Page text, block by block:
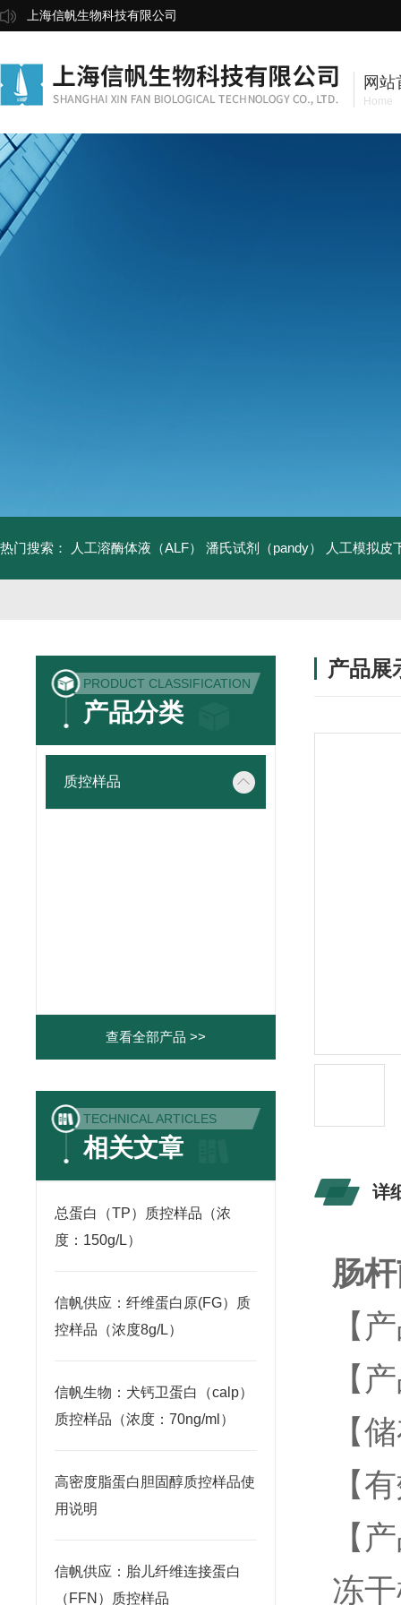
上海信帆生物科技有限公司
网站
Home
热门搜索： 人工溶酶体液（ALF） 潘氏试剂（pandy） 人工模拟皮
PRODUCT CLASSIFICATION
产品分类
质控样品
查看全部产品 >>
TECHNICAL ARTICLES
相关文章
总蛋白（TP）质控样品（浓
度：150g/L）
信帆供应：纤维蛋白原(FG）质
控样品（浓度8g/L）
信帆生物：犬钙卫蛋白（calp）
质控样品（浓度：70ng/ml）
高密度脂蛋白胆固醇质控样品使
用说明
信帆供应：胎儿纤维连接蛋白
（FFN）质控样品
产品展
详
肠
【
【
【
【
冻